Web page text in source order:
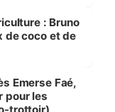
: Bruno
de coco et de
Emerse Faé,
pour les